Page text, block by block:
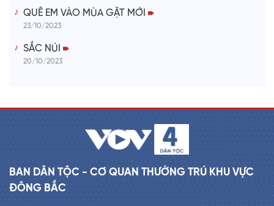
QUÊ EM VÀO MÙA GẶT MỚI
23/10/2023
SẮC NÚI
20/10/2023
BAN DÂN TỘC - CƠ QUAN THƯỜNG TRÚ KHU VỰC
ĐÔNG BẮC